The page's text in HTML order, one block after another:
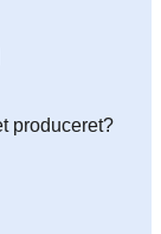
produceret?